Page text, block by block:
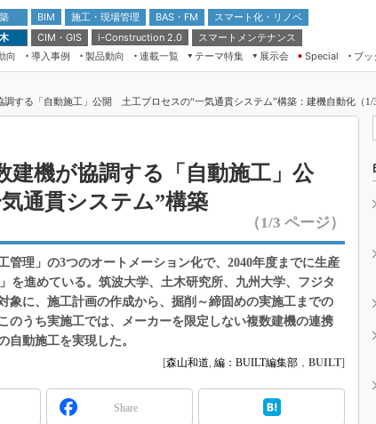
BIM 施工・現場管理 BAS・FM
スマート化・リノベ
CIM・GIS i-Construction 2.0
スマートメンテナンス
向
導入事例 製品動向 連載一覧
テーマ特集
ドローンがもたらす建設業界の“ゲー
ムチェンジ” Ver.2.0
“Society5.0”時代のスマートビル
VR／ARが描くモノづくりのミライ
展示会
第8回 国際 建設・測量展
築・土木・不動産の先端技術展－
Japan Drone 2023
2020
日本 ものづくりワールド 2020
メンテナンス・レジリエンスTOKYO
2019
IGAS2018
Special ブッ
する「自動施工」公開 土工プロセスの“一気通貫システム”構築：建機自動化（1/3
建機が協調する「自動施工」公
通貫システム”構築
（1/3 ページ）
管理」の3つのオートメーション化で、2040年度までに生産
を進めている。筑波大学、土木研究所、九州大学、フジタ
象に、施工計画の作成から、掘削～締固めの実施工までの
のうち実施工では、メーカーを限定しない複数建機の連携
自動施工を実現した。
[森山和道, 編：BUILT編集部 ， BUILT]
Share